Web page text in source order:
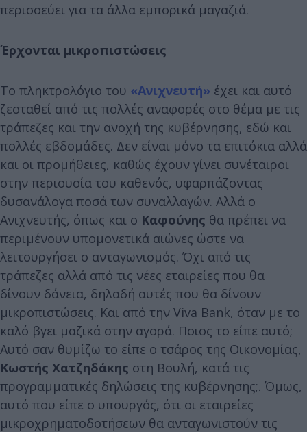
περισσεύει για τα άλλα εμπορικά μαγαζιά.
Έρχονται μικροπιστώσεις
Το πληκτρολόγιο του «Ανιχνευτή» έχει και αυτό
ζεσταθεί από τις πολλές αναφορές στο θέμα με τις
τράπεζες και την ανοχή της κυβέρνησης, εδώ και
πολλές εβδομάδες. Δεν είναι μόνο τα επιτόκια αλλά
και οι προμήθειες, καθώς έχουν γίνει συνέταιροι
στην περιουσία του καθενός, υφαρπάζοντας
δυσανάλογα ποσά των συναλλαγών. Αλλά ο
Ανιχνευτής, όπως και ο Καφούνης θα πρέπει να
περιμένουν υπομονετικά αιώνες ώστε να
λειτουργήσει ο ανταγωνισμός. Όχι από τις
τράπεζες αλλά από τις νέες εταιρείες που θα
δίνουν δάνεια, δηλαδή αυτές που θα δίνουν
μικροπιστώσεις. Και από την Viva Bank, όταν με το
καλό βγει μαζικά στην αγορά. Ποιος το είπε αυτό;
Αυτό σαν θυμίζω το είπε ο τσάρος της Οικονομίας,
Κωστής Χατζηδάκης στη Βουλή, κατά τις
προγραμματικές δηλώσεις της κυβέρνησης;. Όμως,
αυτό που είπε ο υπουργός, ότι οι εταιρείες
μικροχρηματοδοτήσεων θα ανταγωνιστούν τις